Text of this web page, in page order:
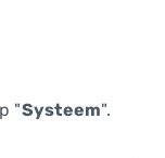
"Systeem".